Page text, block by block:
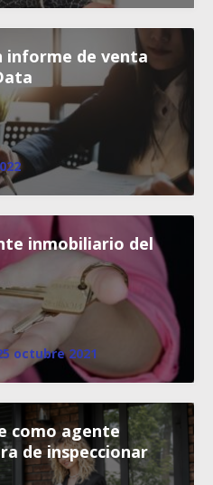
informe de venta
inmobiliario del
octubre 2021
como agente
de inspeccionar